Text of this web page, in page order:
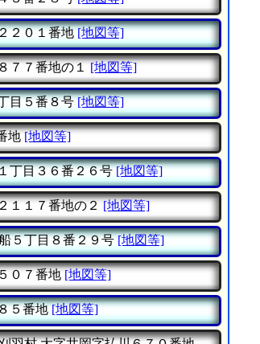
２０１番地 [地図等]
７７番地の１ [地図等]
目５番８号 [地図等]
地 [地図等]
丁目３６番２６号 [地図等]
１１７番地の２ [地図等]
５丁目８番２９号 [地図等]
０７番地 [地図等]
５番地 [地図等]